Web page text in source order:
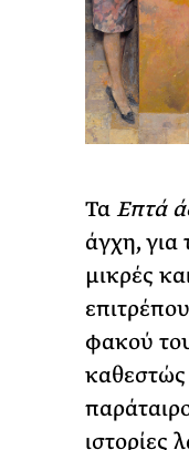
ΤαΕπτά
άγχη, για
µικρές
φακού
καθεστώς
ιστορίες